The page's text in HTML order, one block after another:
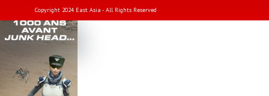
Copyright 2024 East Asia - All Rights Reserved